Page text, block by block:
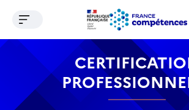
Contenu Recherche Menu
Ouvrir le menu de navigation